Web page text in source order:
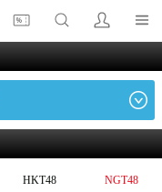
HKT48 NGT48